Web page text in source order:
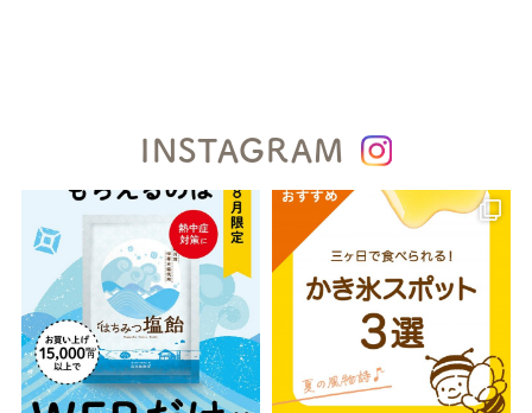
INSTAGRAM